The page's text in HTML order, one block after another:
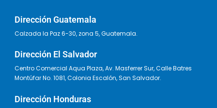
Dirección Guatemala
Calzada la Paz 6-30, zona 5, Guatemala.
Dirección El Salvador
Centro Comercial Aqua Plaza, Av. Masferrer Sur, Calle Batres
Montúfar No. 1081, Colonia Escalón, San Salvador.
Dirección Honduras